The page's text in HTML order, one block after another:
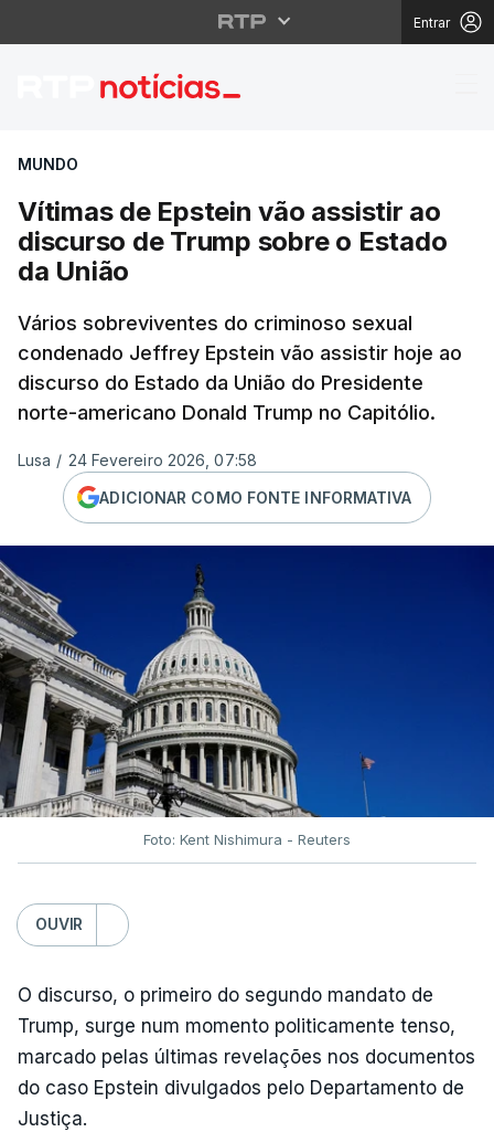
Entrar
Vítimas de Epstein
MUNDO
Vítimas de Epstein vão assistir ao
discurso de Trump sobre o Estado
da União
Vários sobreviventes do criminoso sexual
condenado Jeffrey Epstein vão assistir hoje ao
discurso do Estado da União do Presidente
norte-americano Donald Trump no Capitólio.
Lusa / 24 Fevereiro 2026, 07:58
ADICIONAR COMO FONTE INFORMATIVA
Foto: Kent Nishimura - Reuters
OUVIR
O discurso, o primeiro do segundo mandato de
Trump, surge num momento politicamente tenso,
marcado pelas últimas revelações nos documentos
do caso Epstein divulgados pelo Departamento de
Justiça.